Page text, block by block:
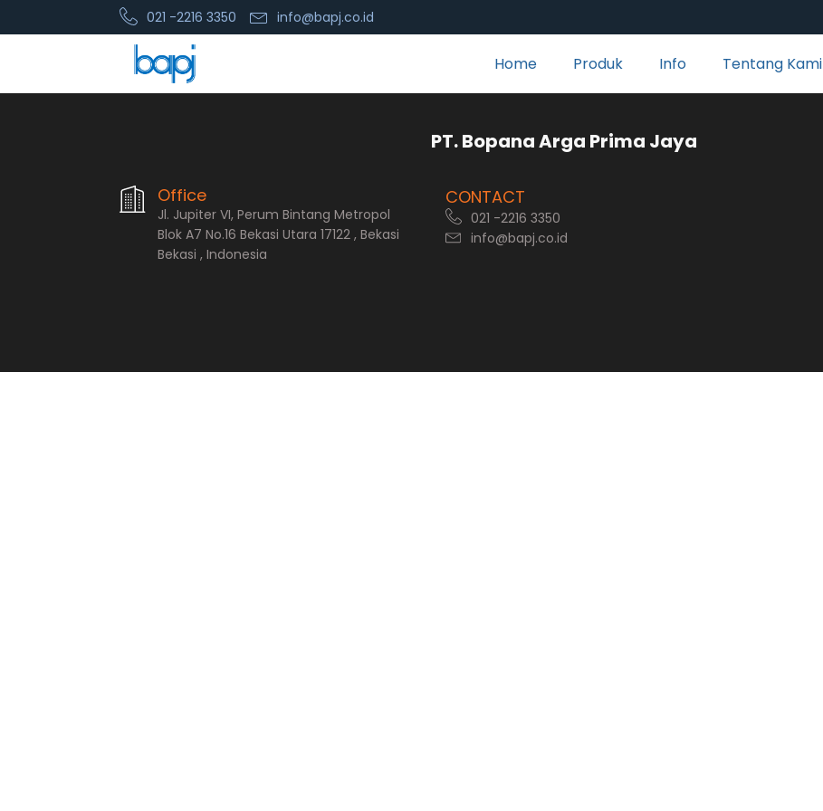
021 -2216 3350 info@bapj.co.id
Home Produk Info Tentang Kami
PT. Bopana Arga Prima Jaya
Office
Jl. Jupiter VI, Perum Bintang Metropol
Blok A7 No.16 Bekasi Utara 17122 , Bekasi
Bekasi , Indonesia
CONTACT
021 -2216 3350
info@bapj.co.id